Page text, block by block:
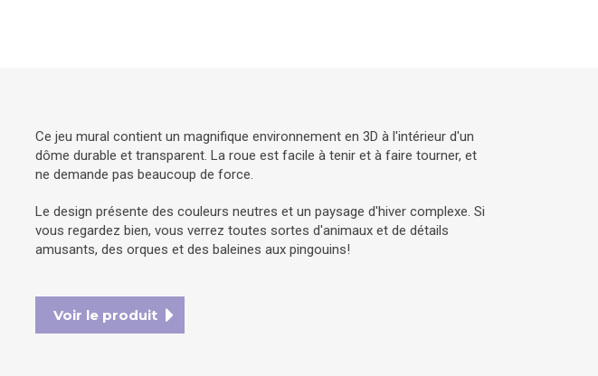
Ce jeu mural contient un magnifique environnement en 3D à l'intérieur d'un
dôme durable et transparent. La roue est facile à tenir et à faire tourner, et
ne demande pas beaucoup de force.
Le design présente des couleurs neutres et un paysage d'hiver complexe. Si
vous regardez bien, vous verrez toutes sortes d'animaux et de détails
amusants, des orques et des baleines aux pingouins!
Voir le produit